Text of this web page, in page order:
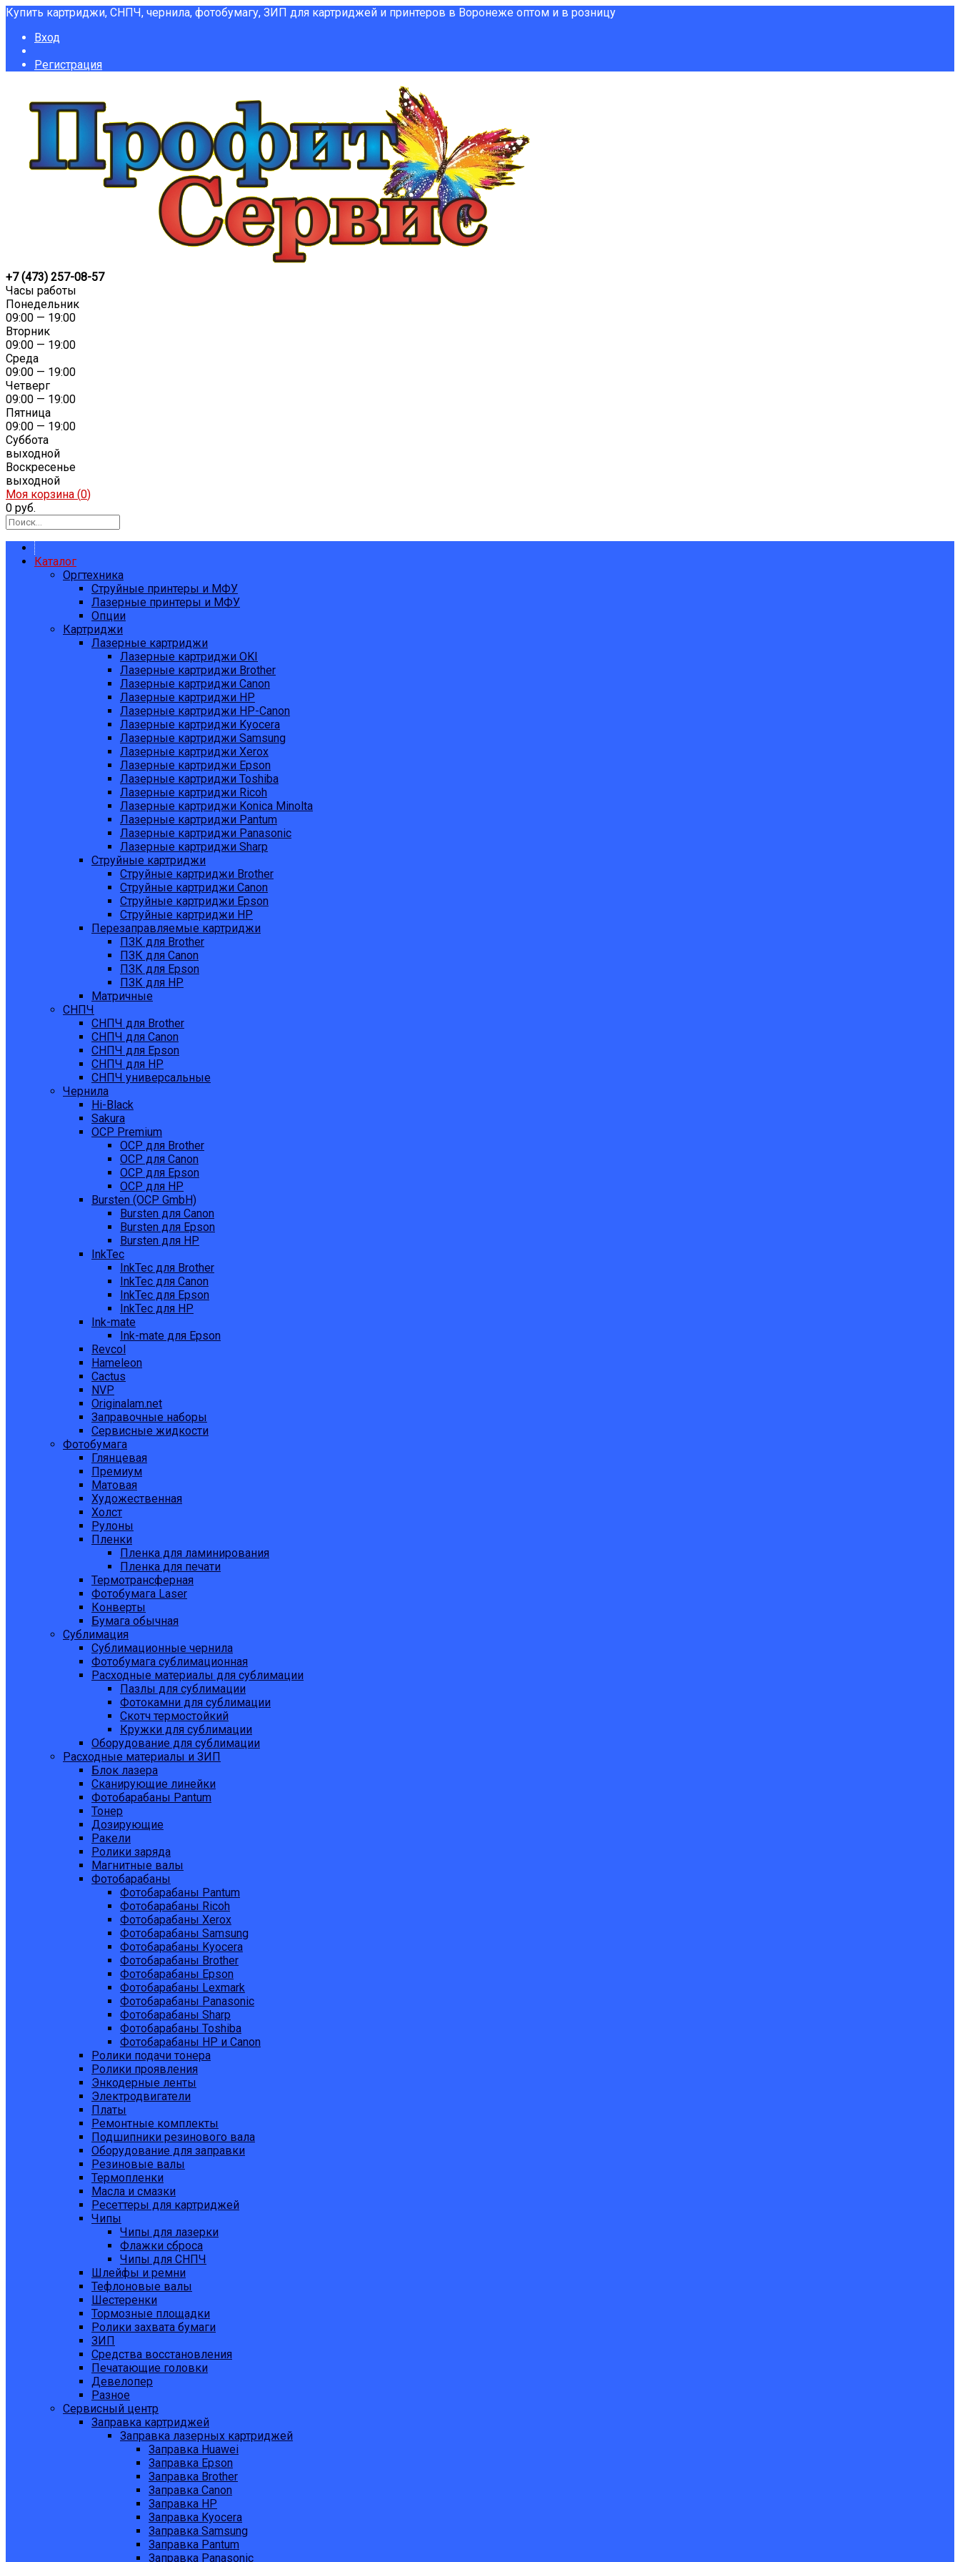
Купить картриджи, СНПЧ, чернила, фотобумагу, ЗИП для картриджей и принтеров в Воронеже оптом и в розницу
Вход
Регистрация
+7 (473) 257-08-57
Часы работы
Понедельник
09:00 — 19:00
Вторник
09:00 — 19:00
Среда
09:00 — 19:00
Четверг
09:00 — 19:00
Пятница
09:00 — 19:00
Суббота
выходной
Воскресенье
выходной
Моя корзина (0)
0 руб.
Каталог
Оргтехника
Струйные принтеры и МФУ
Лазерные принтеры и МФУ
Опции
Картриджи
Лазерные картриджи
Лазерные картриджи OKI
Лазерные картриджи Brother
Лазерные картриджи Canon
Лазерные картриджи HP
Лазерные картриджи HP-Canon
Лазерные картриджи Kyocera
Лазерные картриджи Samsung
Лазерные картриджи Xerox
Лазерные картриджи Epson
Лазерные картриджи Toshiba
Лазерные картриджи Ricoh
Лазерные картриджи Konica Minolta
Лазерные картриджи Pantum
Лазерные картриджи Panasonic
Лазерные картриджи Sharp
Струйные картриджи
Струйные картриджи Brother
Струйные картриджи Canon
Струйные картриджи Epson
Струйные картриджи HP
Перезаправляемые картриджи
ПЗК для Brother
ПЗК для Canon
ПЗК для Epson
ПЗК для HP
Матричные
СНПЧ
СНПЧ для Brother
СНПЧ для Canon
СНПЧ для Epson
СНПЧ для HP
СНПЧ универсальные
Чернила
Hi-Black
Sakura
OCP Premium
OCP для Brother
OCP для Canon
OCP для Epson
OCP для HP
Bursten (OCP GmbH)
Bursten для Canon
Bursten для Epson
Bursten для HP
InkTec
InkTec для Brother
InkTec для Canon
InkTec для Epson
InkTec для HP
Ink-mate
Ink-mate для Epson
Revcol
Hameleon
Cactus
NVP
Originalam.net
Заправочные наборы
Сервисные жидкости
Фотобумага
Глянцевая
Премиум
Матовая
Художественная
Холст
Рулоны
Пленки
Пленка для ламинирования
Пленка для печати
Термотрансферная
Фотобумага Laser
Конверты
Бумага обычная
Сублимация
Сублимационные чернила
Фотобумага сублимационная
Расходные материалы для сублимации
Пазлы для сублимации
Фотокамни для сублимации
Скотч термостойкий
Кружки для сублимации
Оборудование для сублимации
Расходные материалы и ЗИП
Блок лазера
Сканирующие линейки
Фотобарабаны Pantum
Тонер
Дозирующие
Ракели
Ролики заряда
Магнитные валы
Фотобарабаны
Фотобарабаны Pantum
Фотобарабаны Ricoh
Фотобарабаны Xerox
Фотобарабаны Samsung
Фотобарабаны Kyocera
Фотобарабаны Brother
Фотобарабаны Epson
Фотобарабаны Lexmark
Фотобарабаны Panasonic
Фотобарабаны Sharp
Фотобарабаны Toshiba
Фотобарабаны HP и Canon
Ролики подачи тонера
Ролики проявления
Энкодерные ленты
Электродвигатели
Платы
Ремонтные комплекты
Подшипники резинового вала
Оборудование для заправки
Резиновые валы
Термопленки
Масла и смазки
Ресеттеры для картриджей
Чипы
Чипы для лазерки
Флажки сброса
Чипы для СНПЧ
Шлейфы и ремни
Тефлоновые валы
Шестеренки
Тормозные площадки
Ролики захвата бумаги
ЗИП
Средства восстановления
Печатающие головки
Девелопер
Разное
Сервисный центр
Заправка картриджей
Заправка лазерных картриджей
Заправка Huawei
Заправка Epson
Заправка Brother
Заправка Canon
Заправка HP
Заправка Kyocera
Заправка Samsung
Заправка Pantum
Заправка Panasonic